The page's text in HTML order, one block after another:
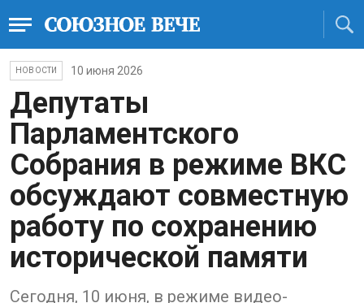
НОВОСТИ 10 июня 2026
Депутаты
Парламентского
Собрания в режиме ВКС
обсуждают совместную
работу по сохранению
исторической памяти
Сегодня, 10 июня, в режиме видео-